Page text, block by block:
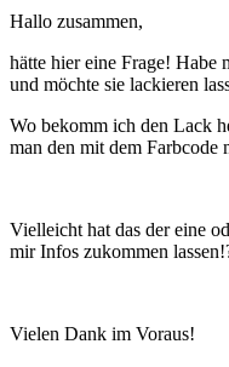
Hallo zusammen,
hätte hier eine Frage! Habe
und möchte sie lackieren
Wo bekomm ich den Lack
man den mit dem Farbcode
Vielleicht hat das der eine
mir Infos zukommen
Vielen Dank im Voraus!